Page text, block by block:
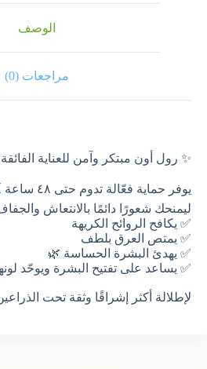
الوصف
مراجعات (0)
✨ رول أون مبتكر وآمن للعناية
يوفر حماية
ليمنحك شعورًا دائمًا بالانتعاش
✅ يكافح الروائح الكريهة
✅ يمتص العرق بلطف
✅ يهدئ البشرة الحساسة 🌿
✅ يساعد على تفتيح البشرة ويوحّد
لإطلالة أكثر إشراقًا وثقة تحت